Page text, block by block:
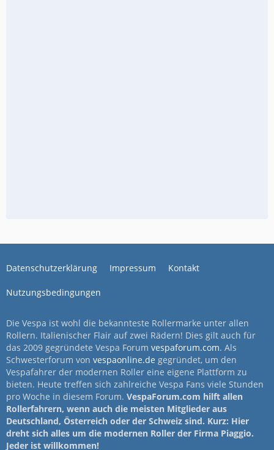
Datenschutzerklärung Impressum Kontakt
Nutzungsbedingungen
Die Vespa ist wohl die bekannteste Rollermarke unter allen
Rollern. Italienischer Flair auf zwei Rädern! Dies gilt auch für
das 2009 gegründete Vespa Forum vespaforum.com. Als
Schwesterforum von vespaonline.de gegründet, um den
Vespafahrer der modernen Roller eine eigene Plattform zu
bieten. Heute treffen sich zahlreiche Vespa Fans viele Stunden
pro Woche in diesem Forum. VespaForum.com hilft allen
Rollerfahrern, wenn auch die meisten Mitglieder aus
Deutschland, Österreich oder der Schweiz sind. Kurz: Hier
dreht sich alles um die modernen Roller der Firma Piaggio.
Jeder ist willkommen!